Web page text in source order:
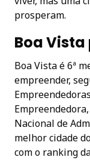
prosperam.
Boa
Boa Vista é 6ª
empreender,
Nacional de
melhor cidade
com o ranking